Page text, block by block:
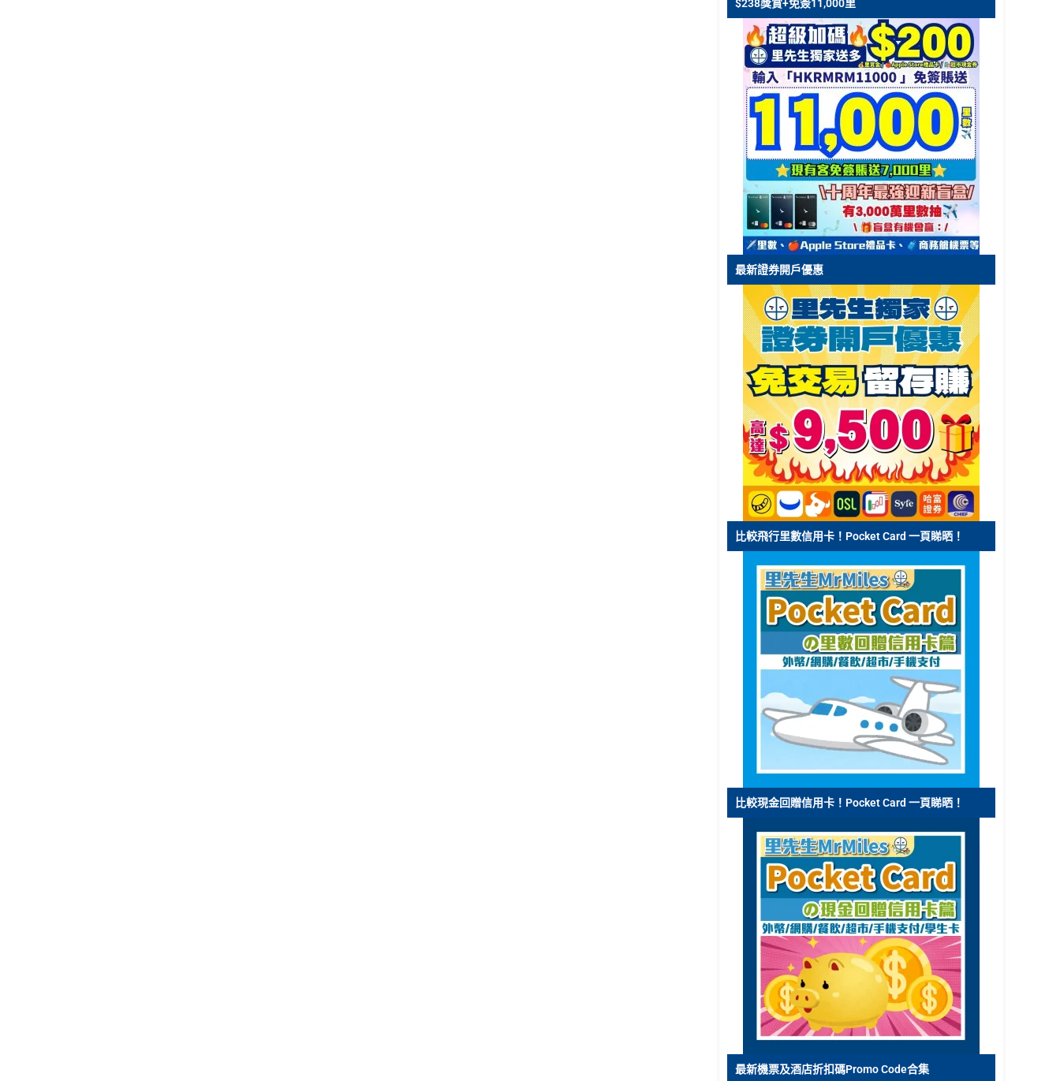
$238獎賞+免簽11,000里
最新證券開戶優惠
比較飛行里數信用卡！Pocket Card 一頁睇晒！
比較現金回贈信用卡！Pocket Card 一頁睇晒！
最新機票及酒店折扣碼Promo Code合集